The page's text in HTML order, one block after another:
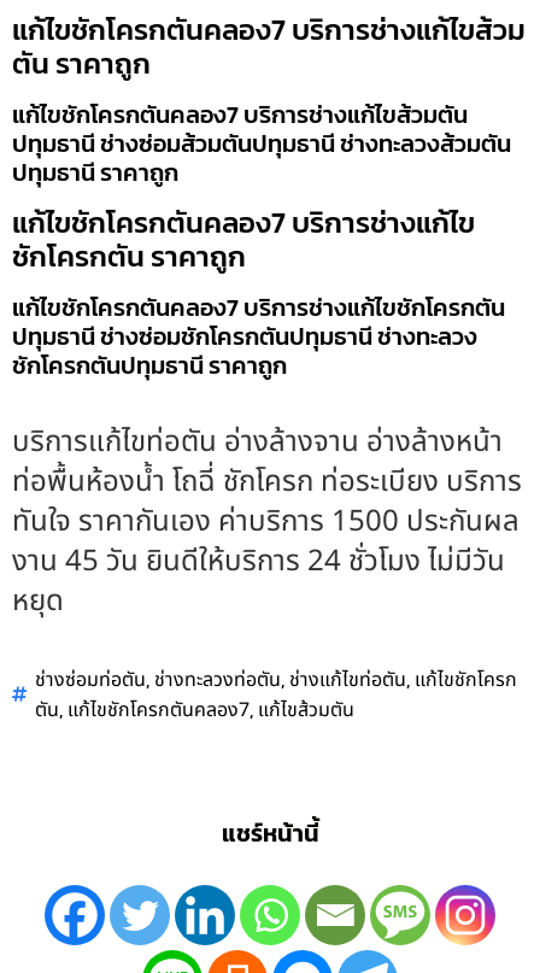
แก้ไขชักโครกตันคลอง7 บริการช่างแก้ไขส้วม
ตัน ราคาถูก
แก้ไขชักโครกตันคลอง7 บริการช่างแก้ไขส้วมตัน
ปทุมธานี ช่างซ่อมส้วมตันปทุมธานี ช่างทะลวงส้วมตัน
ปทุมธานี ราคาถูก
แก้ไขชักโครกตันคลอง7 บริการช่างแก้ไข
ชักโครกตัน ราคาถูก
แก้ไขชักโครกตันคลอง7 บริการช่างแก้ไขชักโครกตัน
ปทุมธานี ช่างซ่อมชักโครกตันปทุมธานี ช่างทะลวง
ชักโครกตันปทุมธานี ราคาถูก
บริการแก้ไขท่อตัน อ่างล้างจาน อ่างล้างหน้า
ท่อพื้นห้องน้ำ โถฉี่ ชักโครก ท่อระเบียง บริการ
ทันใจ ราคากันเอง ค่าบริการ 1500 ประกันผล
งาน 45 วัน ยินดีให้บริการ 24 ชั่วโมง ไม่มีวัน
หยุด
ช่างซ่อมท่อตัน, ช่างทะลวงท่อตัน, ช่างแก้ไขท่อตัน, แก้ไขชักโครก
ตัน, แก้ไขชักโครกตันคลอง7, แก้ไขส้วมตัน
แชร์หน้านี้